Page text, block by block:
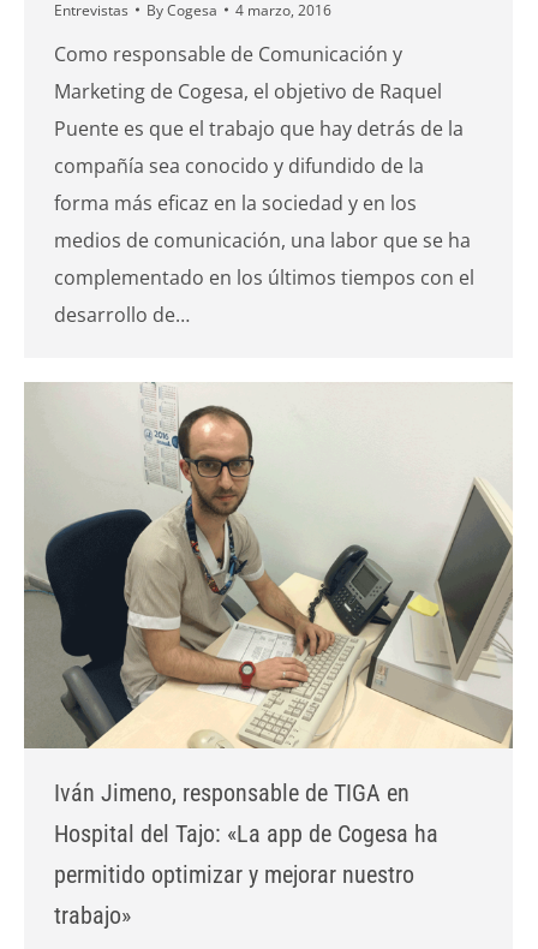
Entrevistas ByCogesa 4 marzo, 2016
Como responsable de Comunicación y
Marketing de Cogesa, el objetivo de Raquel
Puente es que el trabajo que hay detrás de la
compañía sea conocido y difundido de la
forma más eficaz en la sociedad y en los
medios de comunicación, una labor que se ha
complementado en los últimos tiempos con el
desarrollo de…
Iván Jimeno, responsable de TIGA en
Hospital del Tajo: «La app de Cogesa ha
permitido optimizar y mejorar nuestro
trabajo»